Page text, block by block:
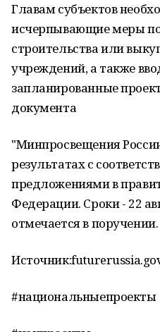
Главам субъектов
исчерпывающие меры
строительства или
учреждений, а также
запланированные
документа
"Минпросвещения
результатах с
предложениями в
Федерации. Сроки - 22
отмечается в поручении.
#национальныепроекты